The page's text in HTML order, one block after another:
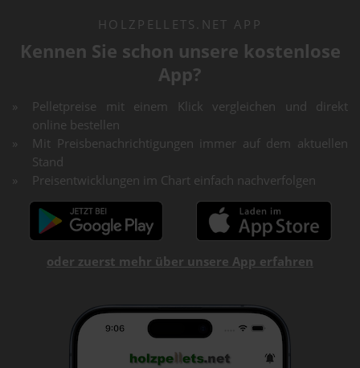
HOLZPELLETS.NET APP
Kennen Sie schon unsere kostenlose
App?
Pelletpreise mit einem Klick vergleichen und direkt
online bestellen
Mit Preisbenachrichtigungen immer auf dem aktuellen
Stand
Preisentwicklungen im Chart einfach nachverfolgen
oder zuerst mehr über unsere App erfahren